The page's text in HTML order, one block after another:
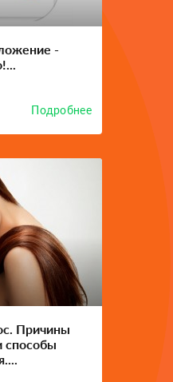
-
Подробнее
Причины
способы